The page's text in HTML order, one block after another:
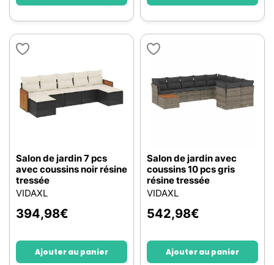
Salon de jardin 7 pcs
avec coussins noir résine
tressée
VIDAXL
394,98€
Ajouter au panier
Salon de jardin avec
coussins 10 pcs gris
résine tressée
VIDAXL
542,98€
Ajouter au panier